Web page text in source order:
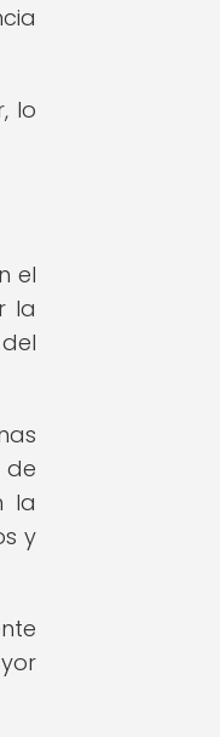
lo
el
la
de
la
y